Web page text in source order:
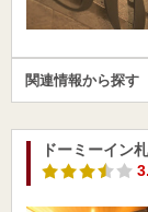
関連情報から探す
ドーミーイン